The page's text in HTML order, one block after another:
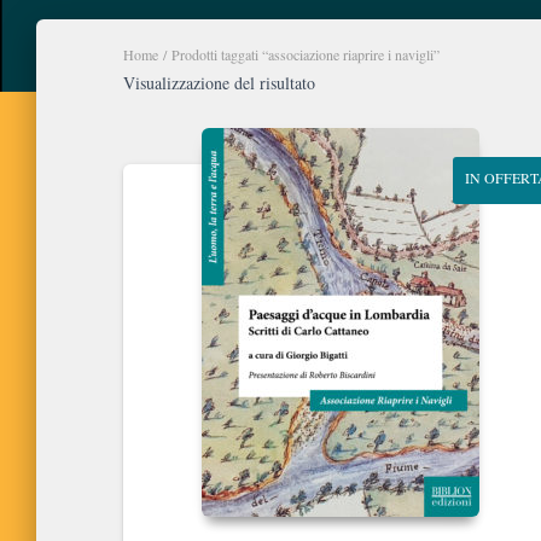
Home / Prodotti taggati “associazione riaprire i navigli”
Visualizzazione del risultato
IN